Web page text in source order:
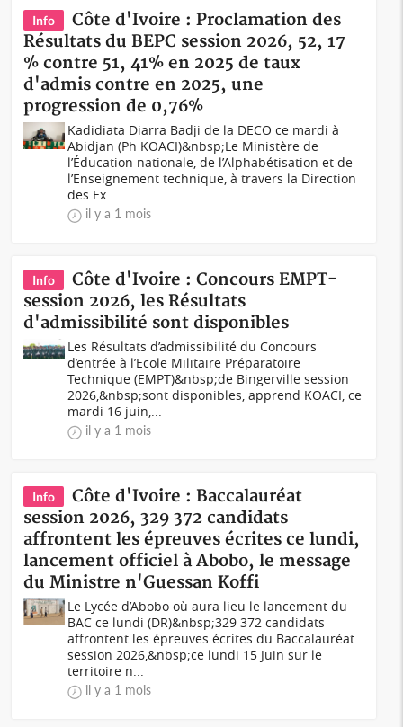
Info
Côte d'Ivoire : Proclamation des
Résultats du BEPC session 2026, 52, 17
% contre 51, 41% en 2025 de taux
d'admis contre en 2025, une
progression de 0,76%
Kadidiata Diarra Badji de la DECO ce mardi à
Abidjan (Ph KOACI)&nbsp;Le Ministère de
l’Éducation nationale, de l’Alphabétisation et de
l’Enseignement technique, à travers la Direction
des Ex...
il y a 1 mois
Info
Côte d'Ivoire : Concours EMPT-
session 2026, les Résultats
d'admissibilité sont disponibles
Les Résultats d’admissibilité du Concours
d’entrée à l’Ecole Militaire Préparatoire
Technique (EMPT)&nbsp;de Bingerville session
2026,&nbsp;sont disponibles, apprend KOACI, ce
mardi 16 juin,...
il y a 1 mois
Info
Côte d'Ivoire : Baccalauréat
session 2026, 329 372 candidats
affrontent les épreuves écrites ce lundi,
lancement officiel à Abobo, le message
du Ministre n'Guessan Koffi
Le Lycée d’Abobo où aura lieu le lancement du
BAC ce lundi (DR)&nbsp;329 372 candidats
affrontent les épreuves écrites du Baccalauréat
session 2026,&nbsp;ce lundi 15 Juin sur le
territoire n...
il y a 1 mois